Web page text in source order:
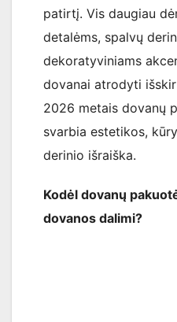
patirtį. Vis daugiau
detalėms, spalvų
dekoratyviniams
dovanai atrodyti
2026 metais dovanų
svarbia estetikos,
derinio išraiška.
Kodėl dovanų
dovanos dalimi?